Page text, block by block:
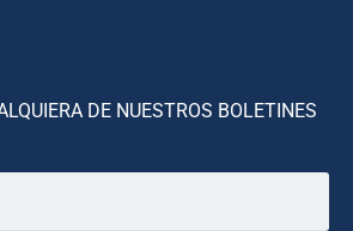
DE NUESTROS BOLETINES